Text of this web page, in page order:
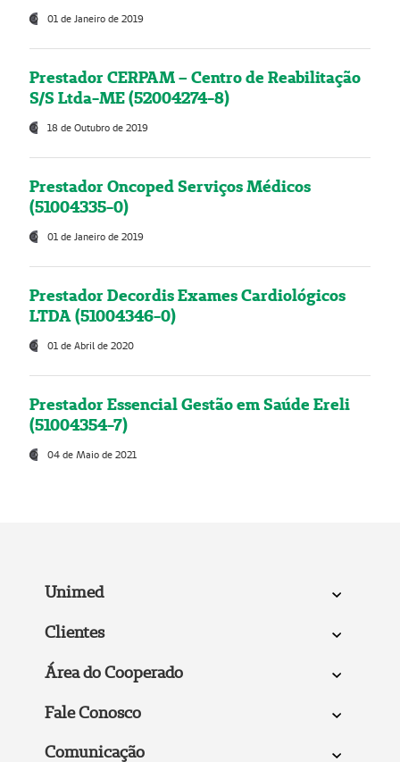
01 de Janeiro de 2019
Prestador CERPAM – Centro de Reabilitação
S/S Ltda-ME (52004274-8)
18 de Outubro de 2019
Prestador Oncoped Serviços Médicos
(51004335-0)
01 de Janeiro de 2019
Prestador Decordis Exames Cardiológicos
LTDA (51004346-0)
01 de Abril de 2020
Prestador Essencial Gestão em Saúde Ereli
(51004354-7)
04 de Maio de 2021
Unimed
Clientes
Área do Cooperado
Fale Conosco
Comunicação